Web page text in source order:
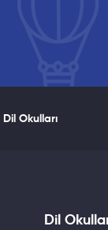
Dil Okulları
Dil